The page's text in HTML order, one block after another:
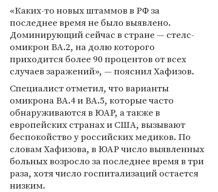
«Каких-то новых штаммов в РФ за
последнее время не было выявлено​​​.
Доминирующий сейчас в стране — стелс-
омикрон BA.2, на долю которого
приходится более 90 процентов от всех
случаев заражений», — пояснил Хафизов.
Специалист отметил, что варианты
омикрона BA.4 и BA.5, которые часто
обнаруживаются в ЮАР, а также в
европейских странах и США, вызывают
беспокойство у российских медиков. По
словам Хафизова, в ЮАР число выявленных
больных возросло за последнее время в три
раза, хотя число госпитализаций остается
низким.